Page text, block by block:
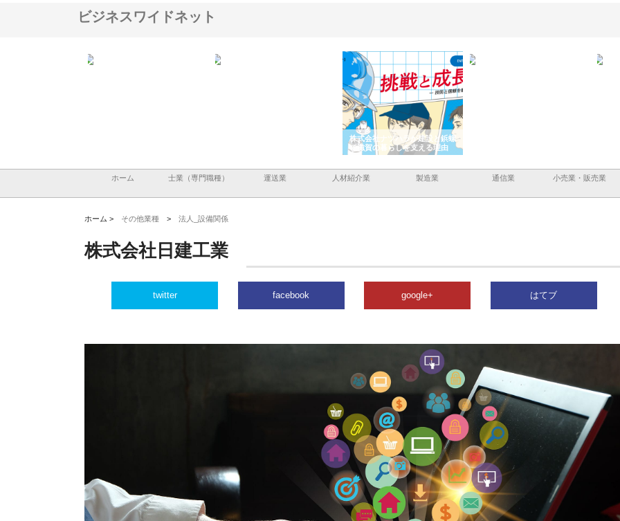
ビジネスワイドネット
株式会社ナツハラが建設と鋲螺
で滋賀の暮らしを支える理由
ホーム 士業（専門職種） 運送業 人材紹介業 製造業 通信業 小売業・販売業
ホーム > その他業種 > 法人_設備関係
株式会社日建工業
twitter facebook google+ はてブ